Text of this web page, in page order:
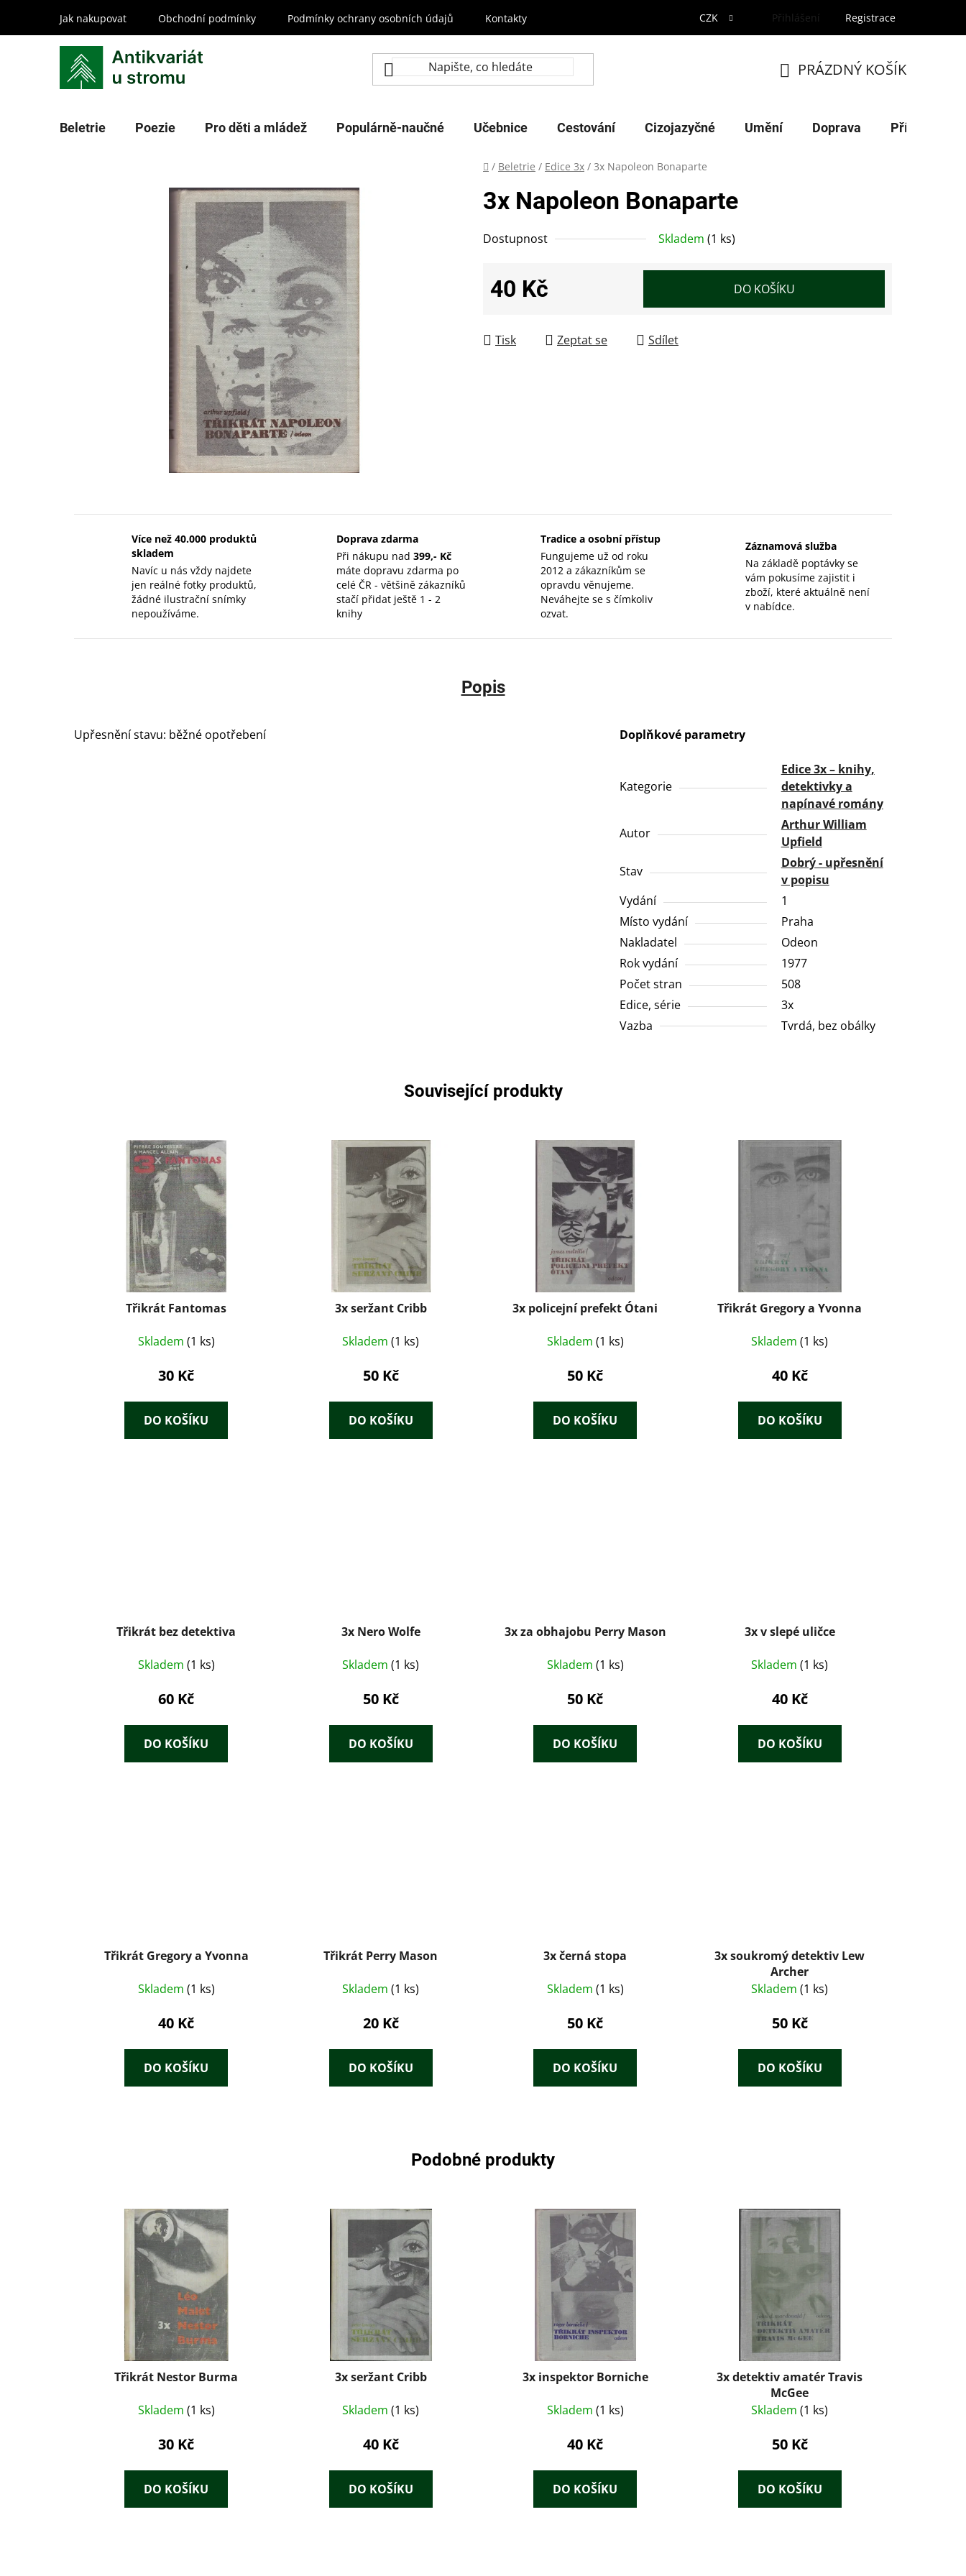
obsah
Jak nakupovat Obchodní podmínky Podmínky ochrany osobních údajů Kontakty CZK Přihlášení Registrace
KOŠÍK
PRÁZDNÝ KOŠÍK
Beletrie Poezie Pro děti a mládež Populárně-naučné Učebnice Cestování Cizojazyčné Umění Doprava Příroda
Domů
/ Beletrie / Edice 3x / 3x Napoleon Bonaparte
3x Napoleon Bonaparte
Dostupnost Skladem (1 ks)
40 Kč DO KOŠÍKU
Tisk Zeptat se Sdílet
Více než 40.000 produktů
skladem
Navíc u nás vždy najdete
jen reálné fotky produktů,
žádné ilustrační snímky
nepoužíváme.
Doprava zdarma
Při nákupu nad 399,- Kč
máte dopravu zdarma po
celé ČR - většině zákazníků
stačí přidat ještě 1 - 2
knihy
Tradice a osobní přístup
Fungujeme už od roku
2012 a zákazníkům se
opravdu věnujeme.
Neváhejte se s čímkoliv
ozvat.
Záznamová služba
Na základě poptávky se
vám pokusíme zajistit i
zboží, které aktuálně není
v nabídce.
Popis
Upřesnění stavu: běžné opotřebení Doplňkové parametry
Kategorie
Edice 3x – knihy,
detektivky a
napínavé romány
Autor
Arthur William
Upfield
Stav
Dobrý - upřesnění
v popisu
Vydání
1
Místo vydání
Praha
Nakladatel
Odeon
Rok vydání
1977
Počet stran
508
Edice, série
3x
Vazba
Tvrdá, bez obálky
Související produkty
Třikrát Fantomas
Skladem (1 ks)
30 Kč
DO KOŠÍKU
3x seržant Cribb
Skladem(1 ks)
50 Kč
DO KOŠÍKU
3x policejní prefekt Ótani
Skladem (1 ks)
50 Kč
DO KOŠÍKU
Třikrát Gregory a Yvonna
Skladem(1 ks)
40 Kč
DO KOŠÍKU
Třikrát bez detektiva
Skladem (1 ks)
60 Kč
DO KOŠÍKU
3x Nero Wolfe
Skladem(1 ks)
50 Kč
DO KOŠÍKU
3x za obhajobu Perry Mason
Skladem (1 ks)
50 Kč
DO KOŠÍKU
3x v slepé uličce
Skladem(1 ks)
40 Kč
DO KOŠÍKU
Třikrát Gregory a Yvonna
Skladem (1 ks)
40 Kč
DO KOŠÍKU
Třikrát Perry Mason
Skladem(1 ks)
20 Kč
DO KOŠÍKU
3x černá stopa
Skladem (1 ks)
50 Kč
DO KOŠÍKU
3x soukromý detektiv Lew
Archer
Skladem(1 ks)
50 Kč
DO KOŠÍKU
Podobné produkty
Třikrát Nestor Burma
Skladem (1 ks)
30 Kč
DO KOŠÍKU
3x seržant Cribb
Skladem(1 ks)
40 Kč
DO KOŠÍKU
3x inspektor Borniche
Skladem (1 ks)
40 Kč
DO KOŠÍKU
3x detektiv amatér Travis
McGee
Skladem(1 ks)
50 Kč
DO KOŠÍKU